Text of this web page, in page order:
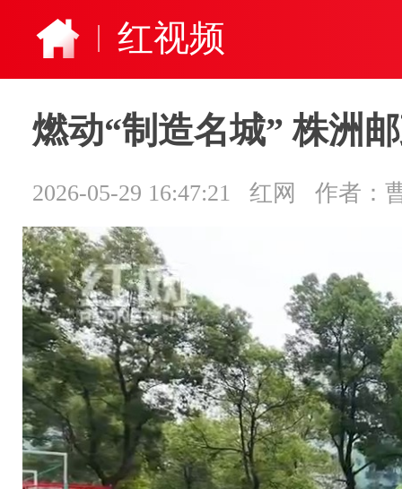
红视频
燃动“制造名城” 株洲
2026-05-29 16:47:21 红网 作者：